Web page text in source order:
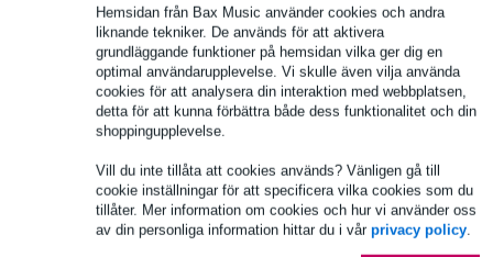
Hemsidan från Bax Music använder cookies och andra
liknande tekniker. De används för att aktivera
grundläggande funktioner på hemsidan vilka ger dig en
optimal användarupplevelse. Vi skulle även vilja använda
cookies för att analysera din interaktion med webbplatsen,
detta för att kunna förbättra både dess funktionalitet och din
shoppingupplevelse.
Vill du inte tillåta att cookies används? Vänligen gå till
cookie inställningar för att specificera vilka cookies som du
tillåter. Mer information om cookies och hur vi använder oss
av din personliga information hittar du i vår privacy policy.
Produktinformation
Omnitronic MSE-8+
mobil partyhögtalare med batteri, LED-effekter och mikrofon
bashögtalare: 8 tum
Tillbehör (9)